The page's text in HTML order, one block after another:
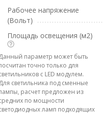
Рабочее напряжение
(Вольт)
Площадь освещения (м2)
параметр может быть
точно только для
с LED модулем.
светильника под сменные
расчет предложен из
по мощности
ламп подходящих